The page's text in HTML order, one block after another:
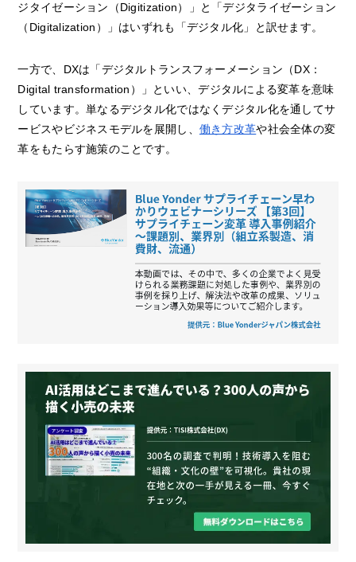
ジタイゼーション（Digitization）」と「デジタライゼーション
（Digitalization）」はいずれも「デジタル化」と訳せます。
一方で、DXは「デジタルトランスフォーメーション（DX：
Digital transformation）」といい、デジタルによる変革を意味
しています。単なるデジタル化ではなくデジタル化を通してサ
ービスやビジネスモデルを展開し、 働き方改革や社会全体の変
革をもたらす施策のことです。